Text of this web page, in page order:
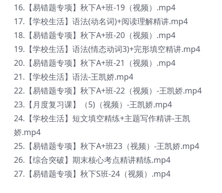
16.【易错题专项】秋下A+班-19（视频）.mp4
17.【学校生活】语法(动名词)+阅读理解精讲.mp4
18.【易错题专项】秋下A+班-20（视频）.mp4
19.【学校生活】语法(情态动词3)+完形填空精讲.mp4
20.【易错题专项】秋下A+班-21（视频）.mp4
21.【学校生活】语法-王凯娇.mp4
22.【易错题专项】秋下A+班-22（视频）-王凯娇.mp4
23.【月度复习课】（5)（视频）-王凯娇.mp4
24.【学校生活】短文填空精练+主题写作精讲-王凯
娇.mp4
25.【易错题专项】秋下A+班23（视频）-王凯娇.mp4
26.【综合突破】期末核心考点精讲精练.mp4
27.【易错题专项】秋下S班-24（视频）.mp4